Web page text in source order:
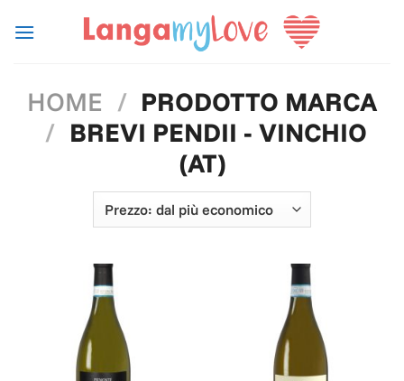
HOME / PRODOTTO MARCA
/ BREVI PENDII - VINCHIO
(AT)